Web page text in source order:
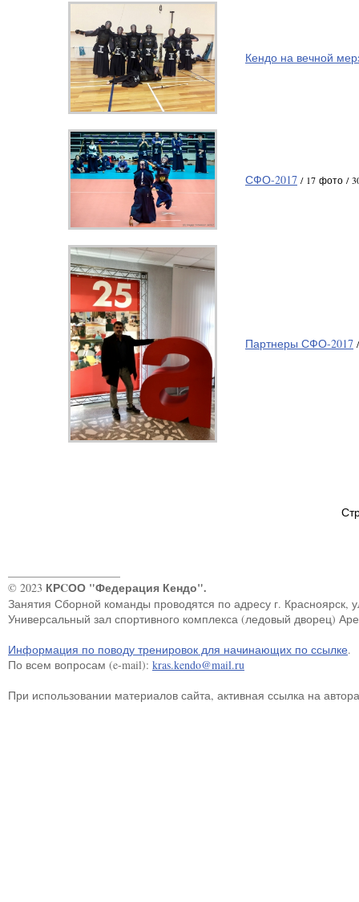
Кендо на вечной
СФО-2017 / 17 фото /
Партнеры СФО-2017
© 2023 КРCОО "Федерация Кендо".
Занятия Сборной команды проводятся по адресу г. Красноярск,
Универсальный зал спортивного комплекса (ледовый дворец)
Информация по поводу тренировок для начинающих по ссылке.
По всем вопросам (e-mail): kras.kendo@mail.ru
При использовании материалов сайта, активная ссылка на